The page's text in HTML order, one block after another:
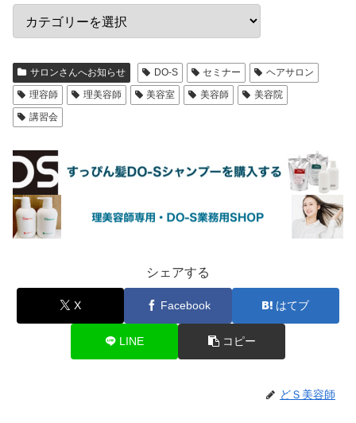
サロンさんへお知らせ DO-S セミナー
ヘアサロン
理容師
理美容師 美容室 美容師
美容院
講習会
シェアする
X Facebook はてブ
LINE コピー
どＳ美容師